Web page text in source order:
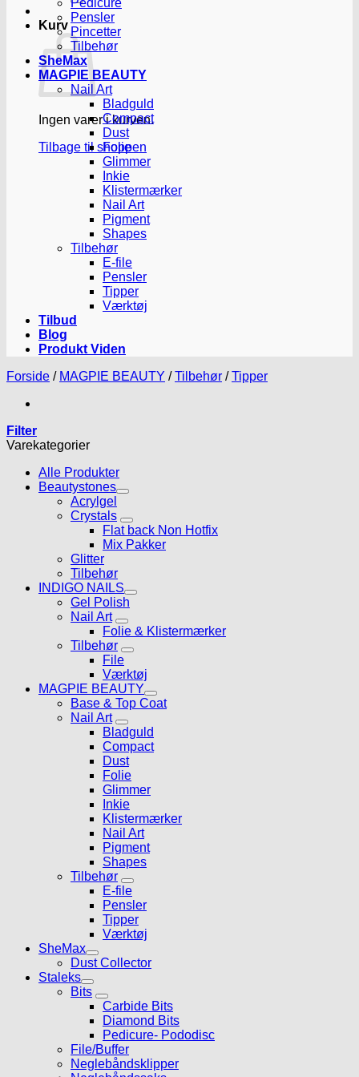
Kurv
Ingen varer i kurven.
Tilbage til shoppen
Pedicure
Pensler
Pincetter
Tilbehør
SheMax
MAGPIE BEAUTY
Nail Art
Bladguld
Compact
Dust
Folie
Glimmer
Inkie
Klistermærker
Nail Art
Pigment
Shapes
Tilbehør
E-file
Pensler
Tipper
Værktøj
Tilbud
Blog
Produkt Viden
Forside / MAGPIE BEAUTY / Tilbehør / Tipper
Filter
Varekategorier
Alle Produkter
Beautystones
Acrylgel
Crystals
Flat back Non Hotfix
Mix Pakker
Glitter
Tilbehør
INDIGO NAILS
Gel Polish
Nail Art
Folie & Klistermærker
Tilbehør
File
Værktøj
MAGPIE BEAUTY
Base & Top Coat
Nail Art
Bladguld
Compact
Dust
Folie
Glimmer
Inkie
Klistermærker
Nail Art
Pigment
Shapes
Tilbehør
E-file
Pensler
Tipper
Værktøj
SheMax
Dust Collector
Staleks
Bits
Carbide Bits
Diamond Bits
Pedicure- Pododisc
File/Buffer
Neglebåndsklipper